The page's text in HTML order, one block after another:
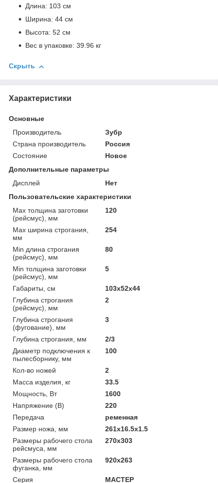
Длина: 103 см
Ширина: 44 см
Высота: 52 см
Вес в упаковке: 39.96 кг
Скрыть
Характеристики
Основные
Производитель
Зубр
Страна производитель
Россия
Состояние
Новое
Дополнительные параметры
Дисплей
Нет
Пользовательские характеристики
Max толщина заготовки
(рейсмус), мм
120
Max ширина строгания,
мм
254
Min длина строгания
(рейсмус), мм
80
Min толщина заготовки
(рейсмус), мм
5
Габариты, см
103x52x44
Глубина строгания
(рейсмус), мм
2
Глубина строгания
(фугование), мм
3
Глубина строгания, мм
2/3
Диаметр подключения к
пылесборнику, мм
100
Кол-во ножей
2
Масса изделия, кг
33.5
Мощность, Вт
1600
Напряжение (В)
220
Передача
ременная
Размер ножа, мм
261х16.5х1.5
Размеры рабочего стола
рейсмуса, мм
270х303
Размеры рабочего стола
фуганка, мм
920х263
Серия
МАСТЕР